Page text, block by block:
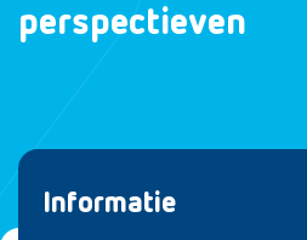
perspectieven
Informatie